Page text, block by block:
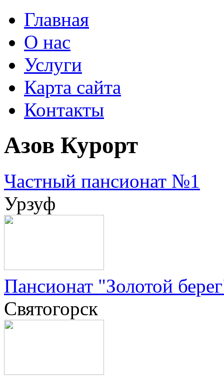
Главная
О нас
Услуги
Карта сайта
Контакты
Азов Курорт
Частный пансионат №1
Урзуф
Пансионат "Золотой
Святогорск